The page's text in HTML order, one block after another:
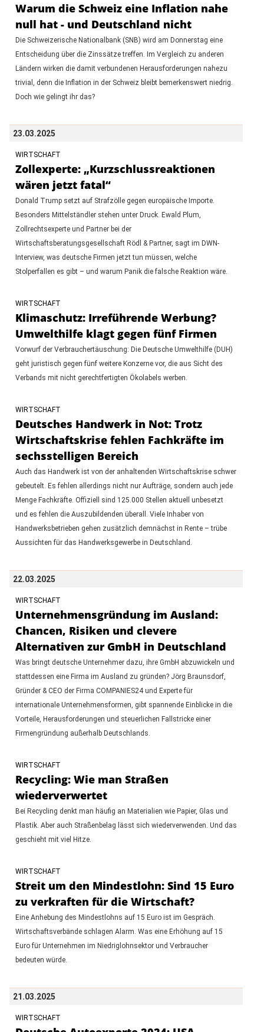
Warum die Schweiz eine Inflation nahe
null hat - und Deutschland nicht
Die Schweizerische Nationalbank (SNB) wird am Donnerstag eine
Entscheidung über die Zinssätze treffen. Im Vergleich zu anderen
Ländern wirken die damit verbundenen Herausforderungen nahezu
trivial, denn die Inflation in der Schweiz bleibt bemerkenswert niedrig.
Doch wie gelingt ihr das?
23.03.2025
WIRTSCHAFT
Zollexperte: „Kurzschlussreaktionen
wären jetzt fatal“
Donald Trump setzt auf Strafzölle gegen europäische Importe.
Besonders Mittelständler stehen unter Druck. Ewald Plum,
Zollrechtsexperte und Partner bei der
Wirtschaftsberatungsgesellschaft Rödl & Partner, sagt im DWN-
Interview, was deutsche Firmen jetzt tun müssen, welche
Stolperfallen es gibt – und warum Panik die falsche Reaktion wäre.
WIRTSCHAFT
Klimaschutz: Irreführende Werbung?
Umwelthilfe klagt gegen fünf Firmen
Vorwurf der Verbrauchertäuschung: Die Deutsche Umwelthilfe (DUH)
geht juristisch gegen fünf weitere Konzerne vor, die aus Sicht des
Verbands mit nicht gerechtfertigten Ökolabels werben.
WIRTSCHAFT
Deutsches Handwerk in Not: Trotz
Wirtschaftskrise fehlen Fachkräfte im
sechsstelligen Bereich
Auch das Handwerk ist von der anhaltenden Wirtschaftskrise schwer
gebeutelt. Es fehlen allerdings nicht nur Aufträge, sondern auch jede
Menge Fachkräfte. Offiziell sind 125.000 Stellen aktuell unbesetzt
und es fehlen die Auszubildenden überall. Viele Inhaber von
Handwerksbetrieben gehen zusätzlich demnächst in Rente – trübe
Aussichten für das Handwerksgewerbe in Deutschland.
22.03.2025
WIRTSCHAFT
Unternehmensgründung im Ausland:
Chancen, Risiken und clevere
Alternativen zur GmbH in Deutschland
Was bringt deutsche Unternehmer dazu, ihre GmbH abzuwickeln und
stattdessen eine Firma im Ausland zu gründen? Jörg Braunsdorf,
Gründer & CEO der Firma COMPANIES24 und Experte für
internationale Unternehmensformen, gibt spannende Einblicke in die
Vorteile, Herausforderungen und steuerlichen Fallstricke einer
Firmengründung außerhalb Deutschlands.
WIRTSCHAFT
Recycling: Wie man Straßen
wiederverwertet
Bei Recycling denkt man häufig an Materialien wie Papier, Glas und
Plastik. Aber auch Straßenbelag lässt sich wiederverwenden. Und das
geschieht mit viel Hitze.
WIRTSCHAFT
Streit um den Mindestlohn: Sind 15 Euro
zu verkraften für die Wirtschaft?
Eine Anhebung des Mindestlohns auf 15 Euro ist im Gespräch.
Wirtschaftsverbände schlagen Alarm. Was eine Erhöhung auf 15
Euro für Unternehmen im Niedriglohnsektor und Verbraucher
bedeuten würde.
21.03.2025
WIRTSCHAFT